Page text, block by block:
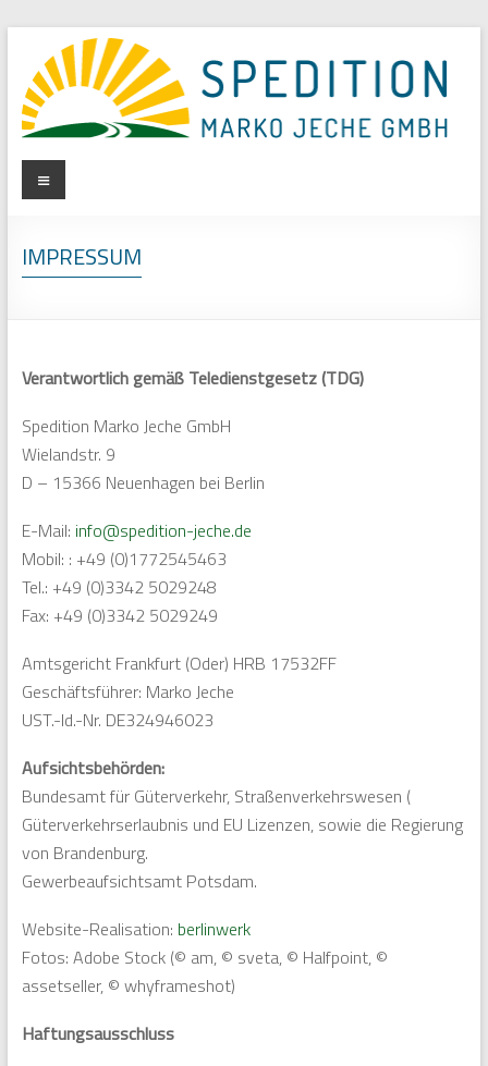
Inhalt
springen
Spedition
Jeche
Menü
IMPRESSUM
Verantwortlich gemäß Teledienstgesetz (TDG)
Spedition Marko Jeche GmbH
Wielandstr. 9
D – 15366 Neuenhagen bei Berlin
E-Mail: info@spedition-jeche.de
Mobil: : +49 (0)1772545463
Tel.: +49 (0)3342 5029248
Fax: +49 (0)3342 5029249
Amtsgericht Frankfurt (Oder) HRB 17532FF
Geschäftsführer: Marko Jeche
UST.-Id.-Nr. DE324946023
Aufsichtsbehörden:
Bundesamt für Güterverkehr, Straßenverkehrswesen (
Güterverkehrserlaubnis und EU Lizenzen, sowie die Regierung
von Brandenburg.
Gewerbeaufsichtsamt Potsdam.
Website-Realisation: berlinwerk
Fotos: Adobe Stock (© am, © sveta, © Halfpoint, ©
assetseller, © whyframeshot)
Haftungsausschluss